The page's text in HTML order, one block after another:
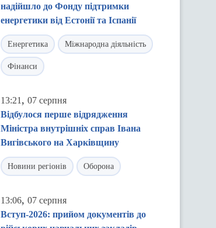
надійшло до Фонду підтримки
енергетики від Естонії та Іспанії
Енергетика Міжнародна діяльність
Фінанси
13:21 , 07 серпня
Відбулося перше відрядження
Міністра внутрішніх справ Івана
Вигівського на Харківщину
Новини регіонів Оборона
13:06, 07 серпня
Вступ-2026: прийом документів до